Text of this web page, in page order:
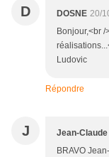
D DOSNE 20/
Bonjour,<br
Ludovic
Répondre
J Jean-
BRAVO